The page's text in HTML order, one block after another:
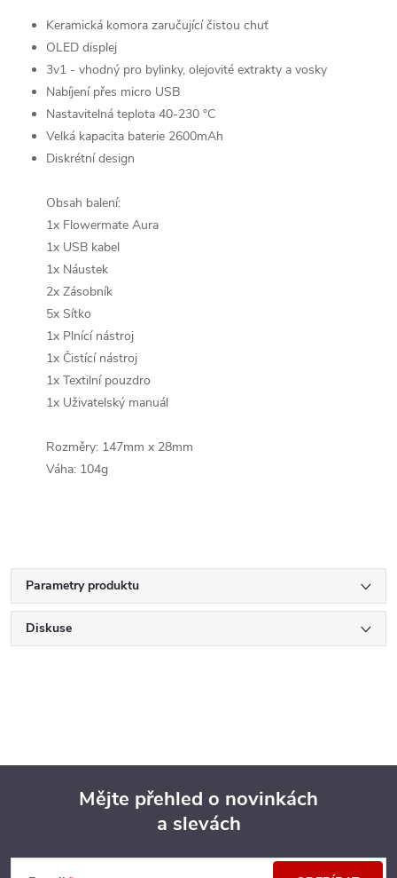
Keramická komora zaručující čistou chuť
OLED displej
3v1 - vhodný pro bylinky, olejovité extrakty a vosky
Nabíjení přes micro USB
Nastavitelná teplota 40-230 °C
Velká kapacita baterie 2600mAh
Diskrétní design
Obsah balení:
1x Flowermate Aura
1x USB kabel
1x Náustek
2x Zásobník
5x Sítko
1x Plnící nástroj
1x Čistící nástroj
1x Textilní pouzdro
1x Uživatelský manuál
Rozměry: 147mm x 28mm
Váha: 104g
Parametry produktu
Diskuse
Mějte přehled o novinkách
a slevách